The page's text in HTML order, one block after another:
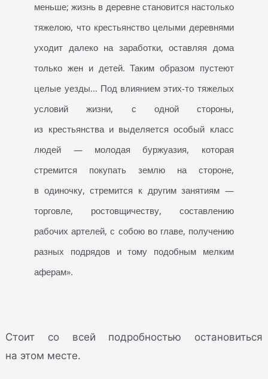
меньше; жизнь в деревне становится настолько
тяжелою, что крестьянство целыми деревнями
уходит далеко на заработки, оставляя дома
только жен и детей. Таким образом пустеют
целые уезды… Под влиянием этих-то тяжелых
условий жизни, с одной стороны,
из крестьянства и выделяется особый класс
людей — молодая буржуазия, которая
стремится покупать землю на стороне,
в одиночку, стремится к другим занятиям —
торговле, ростовщичеству, составлению
рабочих артелей, с собою во главе, получению
разных подрядов и тому подобным мелким
аферам».
Стоит со всей подробностью остановиться
на этом месте.